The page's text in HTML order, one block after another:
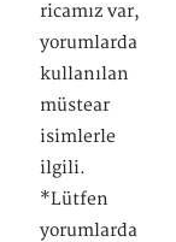
ricamız var,
yorumlarda
kullanılan
müstear
isimlerle
ilgili.
*Lütfen
yorumlarda